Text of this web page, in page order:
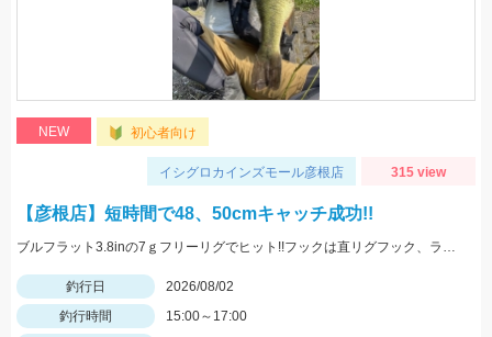
NEW 初心者向け
イシグロカインズモール彦根店 315 view
【彦根店】短時間で48、50cmキャッチ成功!!
ブルフラット3.8inの7ｇフリーリグでヒット!!フックは直リグフック、ラインはツリノフロロがオススメです!!カバー撃ちが熱い時期になってきましたよ♪
釣行日
2026/08/02
釣行時間
15:00～17:00